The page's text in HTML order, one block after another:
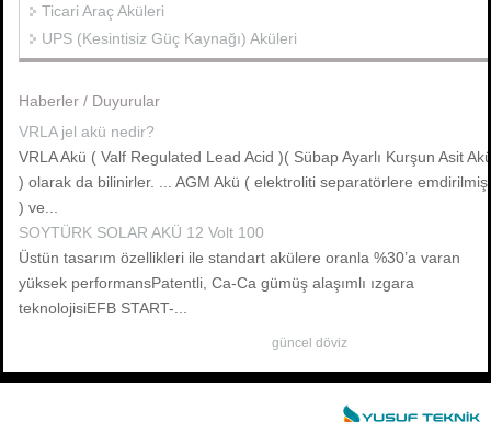
Ticari Araç Aküleri
UPS (Kesintisiz Güç Kaynağı) Aküleri
Haberler / Duyurular
VRLA jel akü nedir?
VRLA Akü ( Valf Regulated Lead Acid )( Sübap Ayarlı Kurşun Asit
) olarak da bilinirler. ... AGM Akü ( elektroliti separatörlere emdirilmiş
) ve...
SOYTÜRK SOLAR AKÜ 12 Volt 100
Üstün tasarım özellikleri ile standart akülere oranla %30’a varan
yüksek performansPatentli, Ca-Ca gümüş alaşımlı ızgara
teknolojisiEFB START-...
güncel döviz